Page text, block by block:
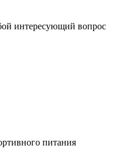
интересующий вопрос
питания